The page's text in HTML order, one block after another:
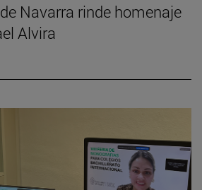
Navarra rinde homenaje
Alvira